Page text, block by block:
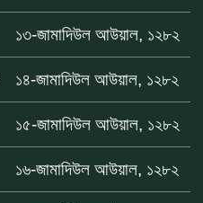
১৩-জামাদিউল আউয়াল, ১২৮২
১৪-জামাদিউল আউয়াল, ১২৮২
১৫-জামাদিউল আউয়াল, ১২৮২
১৬-জামাদিউল আউয়াল, ১২৮২